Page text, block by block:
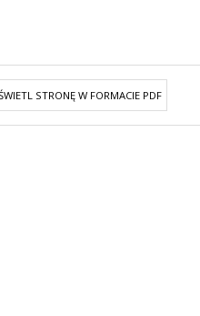
STRONĘ W FORMACIE PDF